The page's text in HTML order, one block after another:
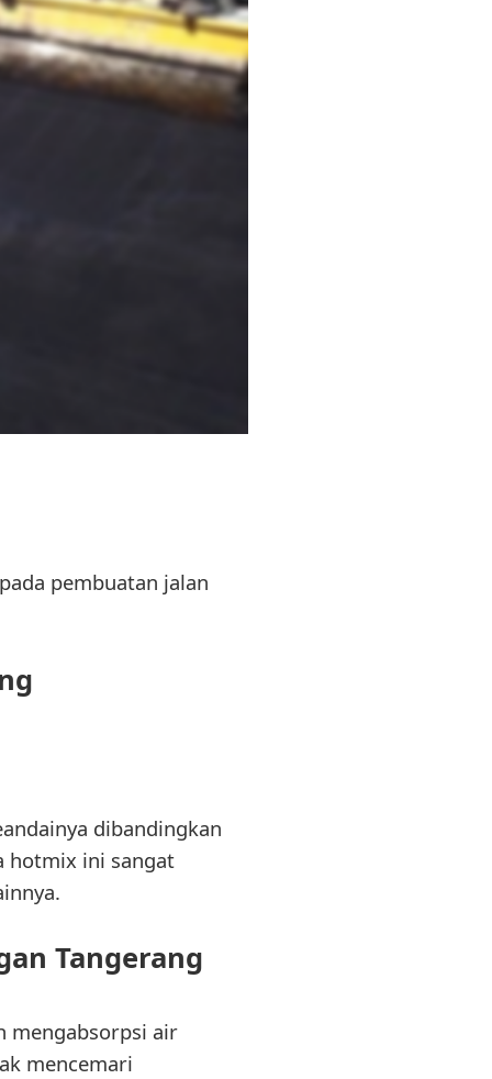
pembuatan jalan
dibandingkan
hotmix ini sangat
Tangerang
mengabsorpsi air
mencemari